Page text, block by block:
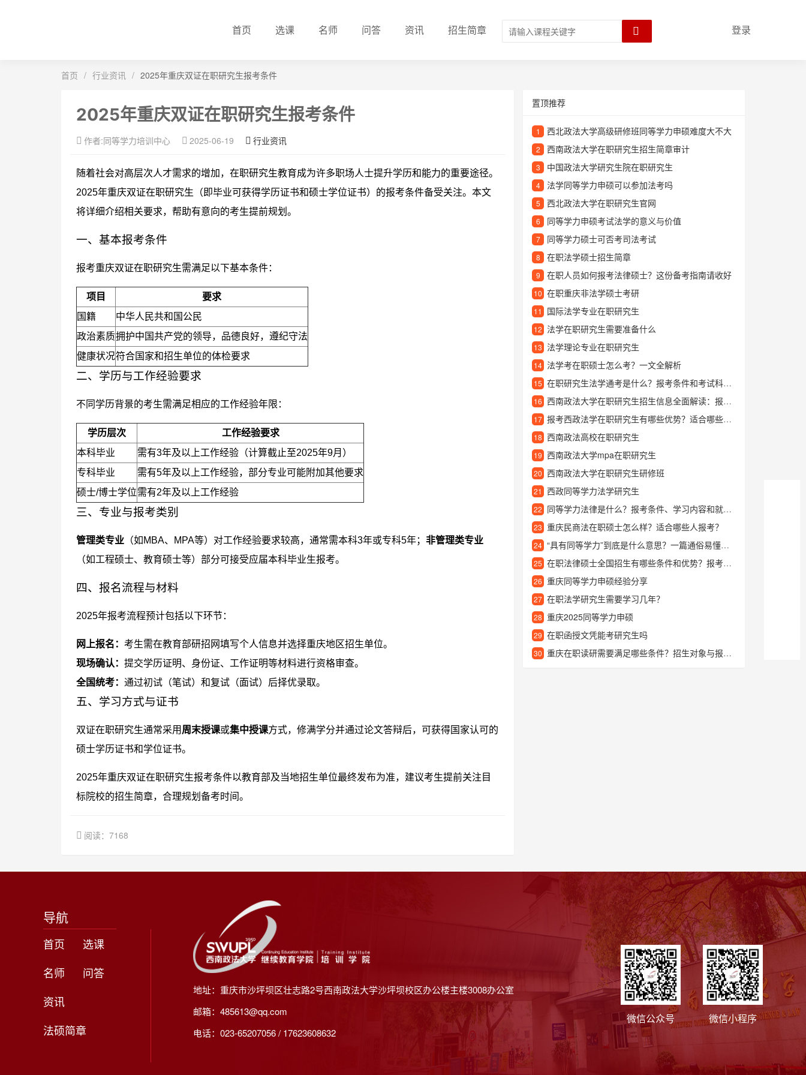
首页 选课 名师 问答 资讯 招生简章 登录
首页 / 行业资讯 / 2025年重庆双证在职研究生报考条件
2025年重庆双证在职研究生报考条件
作者:同等学力培训中心 2025-06-19 行业资讯
随着社会对高层次人才需求的增加，在职研究生教育成为许多职场人士提升学历和能力的重要途径。
2025年重庆双证在职研究生（即毕业可获得学历证书和硕士学位证书）的报考条件备受关注。本文
将详细介绍相关要求，帮助有意向的考生提前规划。
一、基本报考条件
报考重庆双证在职研究生需满足以下基本条件：
项目
要求
国籍
中华人民共和国公民
政治素质拥护中国共产党的领导，品德良好，遵纪守法
健康状况符合国家和招生单位的体检要求
二、学历与工作经验要求
不同学历背景的考生需满足相应的工作经验年限：
学历层次
工作经验要求
本科毕业
需有3年及以上工作经验（计算截止至2025年9月）
专科毕业
需有5年及以上工作经验，部分专业可能附加其他要求
硕士/博士学位需有2年及以上工作经验
三、专业与报考类别
管理类专业 （如MBA、MPA等）对工作经验要求较高，通常需本科3年或专科5年； 非管理类专业
（如工程硕士、教育硕士等）部分可接受应届本科毕业生报考。
四、报名流程与材料
2025年报考流程预计包括以下环节：
网上报名： 考生需在教育部研招网填写个人信息并选择重庆地区招生单位。
现场确认： 提交学历证明、身份证、工作证明等材料进行资格审查。
全国统考： 通过初试（笔试）和复试（面试）后择优录取。
五、学习方式与证书
双证在职研究生通常采用 周末授课或集中授课方式，修满学分并通过论文答辩后，可获得国家认可的
硕士学历证书和学位证书。
2025年重庆双证在职研究生报考条件以教育部及当地招生单位最终发布为准，建议考生提前关注目
标院校的招生简章，合理规划备考时间。
阅读：7168
置顶推荐
1 西北政法大学高级研修班同等学力申硕难度大不大
2 西南政法大学在职研究生招生简章审计
3 中国政法大学研究生院在职研究生
4 法学同等学力申硕可以参加法考吗
5 西北政法大学在职研究生官网
6 同等学力申硕考试法学的意义与价值
7 同等学力硕士可否考司法考试
8 在职法学硕士招生简章
9 在职人员如何报考法律硕士？这份备考指南请收好
10 在职重庆非法学硕士考研
11 国际法学专业在职研究生
12 法学在职研究生需要准备什么
13 法学理论专业在职研究生
14 法学考在职硕士怎么考？一文全解析
15 在职研究生法学通考是什么？报考条件和考试科目有哪些？
16 西南政法大学在职研究生招生信息全面解读：报考条件、专业选择与学习优势
17 报考西政法学在职研究生有哪些优势？适合哪些人读？
18 西南政法高校在职研究生
19 西南政法大学mpa在职研究生
20 西南政法大学在职研究生研修班
21 西政同等学力法学研究生
22 同等学力法律是什么？报考条件、学习内容和就业前景全解析
23 重庆民商法在职硕士怎么样？适合哪些人报考？
24 “具有同等学力”到底是什么意思？一篇通俗易懂的详细解读
25 在职法律硕士全国招生有哪些条件和优势？报考流程一文详解
26 重庆同等学力申硕经验分享
27 在职法学研究生需要学习几年？
28 重庆2025同等学力申硕
29 在职函授文凭能考研究生吗
30 重庆在职读研需要满足哪些条件？招生对象与报考要求详解
导航
首页
选课
名师
问答
资讯
法硕简章
地址：重庆市沙坪坝区壮志路2号西南政法大学沙坪坝校区办公楼主楼3008办公室
邮箱：485613@qq.com
电话：023-65207056 / 17623608632
微信公众号 微信小程序